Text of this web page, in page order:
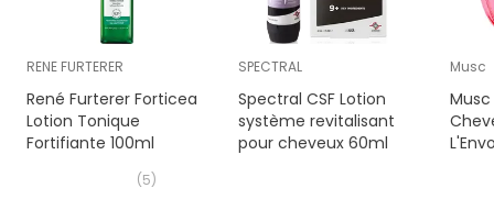
RENE FURTERER
René Furterer Forticea
Lotion Tonique
Fortifiante 100ml
(5)
SPECTRAL
Spectral CSF Lotion
système revitalisant
pour cheveux 60ml
Musc